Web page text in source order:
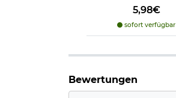
5,98€
sofort verfügbar
Bewertungen